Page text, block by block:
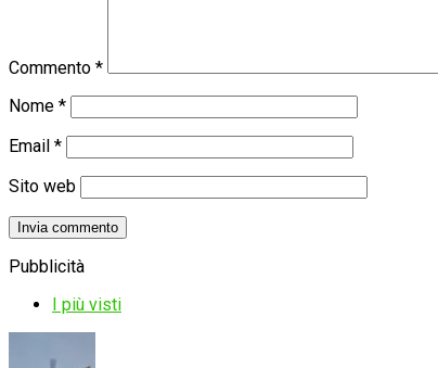
Commento *
Nome *
Email *
Sito web
Pubblicità
I più visti